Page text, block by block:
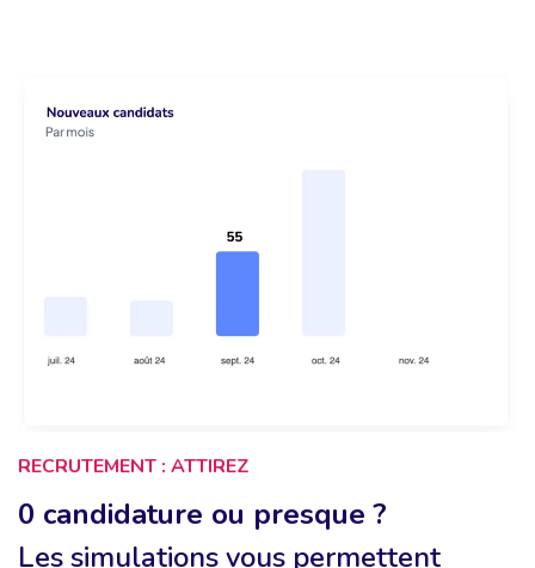
RECRUTEMENT : ATTIREZ
0 candidature ou presque ?
Les simulations vous permettent